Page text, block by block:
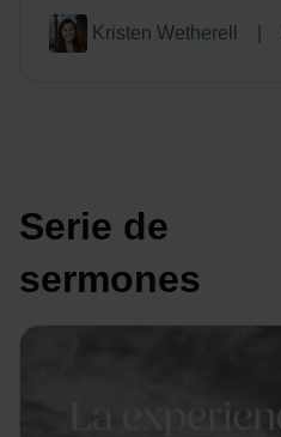
Kristen Wetherell
Serie de
sermones